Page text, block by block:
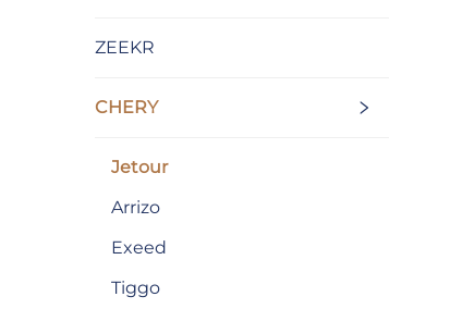
ZEEKR
CHERY
Jetour
Arrizo
Exeed
Tiggo